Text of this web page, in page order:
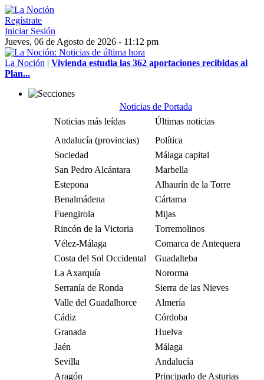
Regístrate
Iniciar Sesión
Jueves, 06 de Agosto de 2026 - 11:12 pm
La Noción | Vivienda estudia las 362 aportaciones recibidas al
Plan...
Noticias de Portada
Noticias más leídas
Últimas noticias
Andalucía (provincias)
Política
Sociedad
Málaga capital
San Pedro Alcántara
Marbella
Estepona
Alhaurín de la Torre
Benalmádena
Cártama
Fuengirola
Mijas
Rincón de la Victoria
Torremolinos
Vélez-Málaga
Comarca de Antequera
Costa del Sol Occidental
Guadalteba
La Axarquía
Nororma
Serranía de Ronda
Sierra de las Nieves
Valle del Guadalhorce
Almería
Cádiz
Córdoba
Granada
Huelva
Jaén
Málaga
Sevilla
Andalucía
Aragón
Principado de Asturias